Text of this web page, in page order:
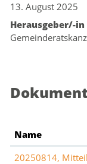
13. August 2025
Herausgeber/-in
Name
20250814,